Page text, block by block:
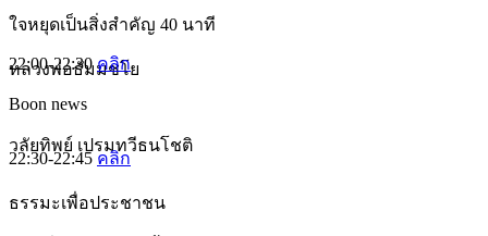
ใจหยุดเป็นสิ่งสำคัญ 40 นาที
หลวงพ่อธัมมชโย
22:00-22:30คลิก
Boon news
วลัยทิพย์ เปรมทวีธนโชติ
22:30-22:45 คลิก
ธรรมะเพื่อประชาชน